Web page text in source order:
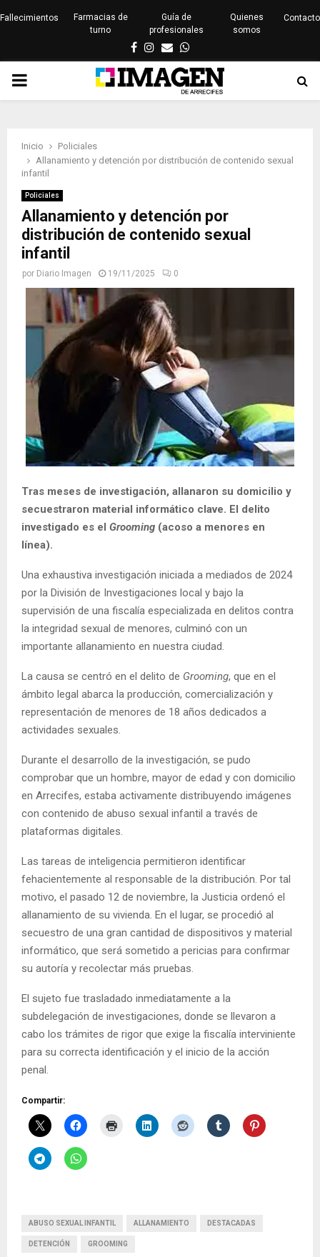
Fallecimientos
Farmacias de
turno
Guía de
profesionales
Quienes
somos
Contacto
Facebook
Instagram
EmailWhatsapp
PRIMARY
Inicio
Policiales
Allanamiento y detención por distribución de contenido sexual
infantil
Policiales
Allanamiento y detención por
distribución de contenido sexual
infantil
por Diario Imagen 19/11/2025 0
Tras meses de investigación, allanaron su domicilio y
secuestraron material informático clave. El delito
investigado es el Grooming (acoso a menores en
línea).
Una exhaustiva investigación iniciada a mediados de 2024
por la División de Investigaciones local y bajo la
supervisión de una fiscalía especializada en delitos contra
la integridad sexual de menores, culminó con un
importante allanamiento en nuestra ciudad.
La causa se centró en el delito de Grooming, que en el
ámbito legal abarca la producción, comercialización y
representación de menores de 18 años dedicados a
actividades sexuales.
Durante el desarrollo de la investigación, se pudo
comprobar que un hombre, mayor de edad y con domicilio
en Arrecifes, estaba activamente distribuyendo imágenes
con contenido de abuso sexual infantil a través de
plataformas digitales.
Las tareas de inteligencia permitieron identificar
fehacientemente al responsable de la distribución. Por tal
motivo, el pasado 12 de noviembre, la Justicia ordenó el
allanamiento de su vivienda. En el lugar, se procedió al
secuestro de una gran cantidad de dispositivos y material
informático, que será sometido a pericias para confirmar
su autoría y recolectar más pruebas.
El sujeto fue trasladado inmediatamente a la
subdelegación de investigaciones, donde se llevaron a
cabo los trámites de rigor que exige la fiscalía interviniente
para su correcta identificación y el inicio de la acción
penal.
Compartir:
ABUSO SEXUAL INFANTIL ALLANAMIENTO DESTACADAS
DETENCIÓN GROOMING